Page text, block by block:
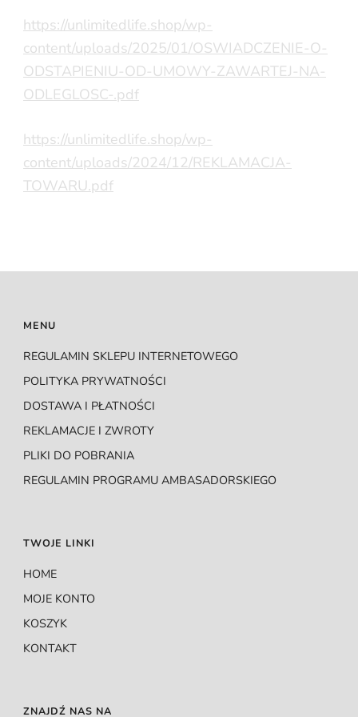
https://unlimitedlife.shop/wp-
content/uploads/2025/01/OSWIADCZENIE-O-
ODSTAPIENIU-OD-UMOWY-ZAWARTEJ-NA-
ODLEGLOSC-.pdf
https://unlimitedlife.shop/wp-
content/uploads/2024/12/REKLAMACJA-
TOWARU.pdf
MENU
REGULAMIN SKLEPU INTERNETOWEGO
POLITYKA PRYWATNOŚCI
DOSTAWA I PŁATNOŚCI
REKLAMACJE I ZWROTY
PLIKI DO POBRANIA
REGULAMIN PROGRAMU AMBASADORSKIEGO
TWOJE LINKI
HOME
MOJE KONTO
KOSZYK
KONTAKT
ZNAJDŹ NAS NA